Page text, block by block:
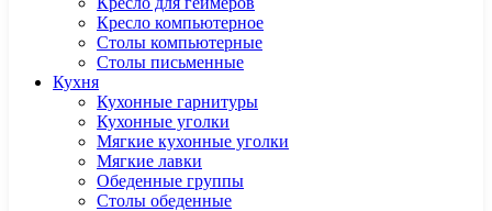
Кресло компьютерное
Столы компьютерные
Столы письменные
Кухня
Кухонные гарнитуры
Кухонные уголки
Мягкие кухонные уголки
Мягкие лавки
Обеденные группы
Столы обеденные